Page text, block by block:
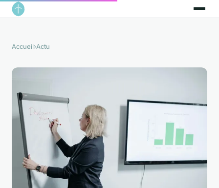
Accueil›Actu